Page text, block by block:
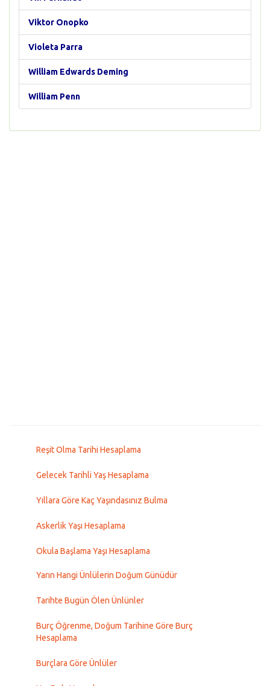
Viktor Onopko
Violeta Parra
William Edwards Deming
William Penn
Reşit Olma Tarihi Hesaplama
Gelecek Tarihli Yaş Hesaplama
Yıllara Göre Kaç Yaşındasınız Bulma
Askerlik Yaşı Hesaplama
Okula Başlama Yaşı Hesaplama
Yarın Hangi Ünlülerin Doğum Günüdür
Tarihte Bugün Ölen Ünlünler
Burç Öğrenme, Doğum Tarihine Göre Burç
Hesaplama
Burçlara Göre Ünlüler